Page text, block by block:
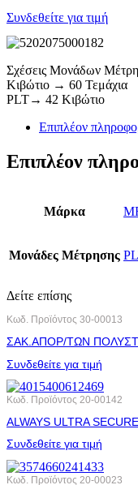
Συνδεθείτε για τιμή
Σχέσεις Μονάδων
Κιβώτιο → 60 Τεμάχια
PLT→ 42 Κιβώτιο
Επιπλέον
Επιπλέον
Μάρκα
Μονάδες Μέτρησης
Δείτε επίσης
Κωδ. Προϊόντος 30-00013
ΣΑΚ.ΑΠΟΡ/ΤΩΝ
Συνδεθείτε για τιμή
Κωδ. Προϊόντος 20-00142
ALWAYS ULTRA
Συνδεθείτε για τιμή
Κωδ. Προϊόντος 20-00023